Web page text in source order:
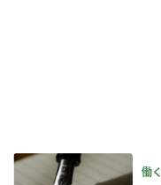
働く